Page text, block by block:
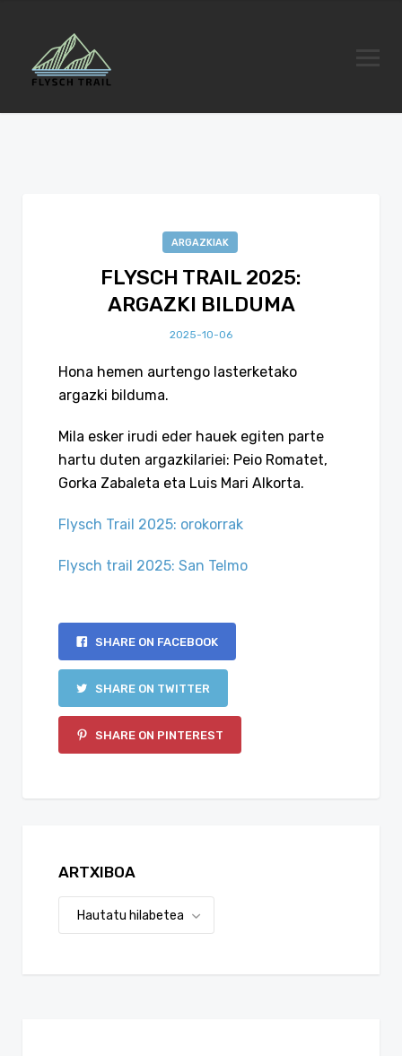
ARGAZKIAK
FLYSCH TRAIL 2025:
ARGAZKI BILDUMA
2025-10-06
Hona hemen aurtengo lasterketako
argazki bilduma.
Mila esker irudi eder hauek egiten parte
hartu duten argazkilariei: Peio Romatet,
Gorka Zabaleta eta Luis Mari Alkorta.
Flysch Trail 2025: orokorrak
Flysch trail 2025: San Telmo
SHARE ON FACEBOOK
SHARE ON TWITTER
SHARE ON PINTEREST
ARTXIBOA